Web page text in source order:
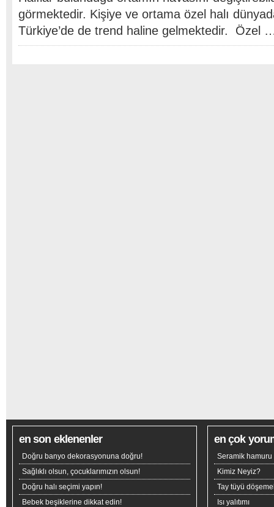
görmektedir. Kişiye ve ortama özel halı
Türkiye’de de trend haline gelmektedir. Özel
en son eklenenler
Doğru banyo dekorasyonuna doğru!
Sağlıklı olsun, çocuklarımızın olsun!
Doğru halı seçimi yapın!
Bebek beşiklerine dikkat edin!
en çok
Seramik hamuru
Kimiz Neyiz?
Tay tüyü
Isı yalıtımı